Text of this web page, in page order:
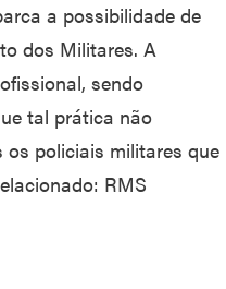
a possibilidade de
dos Militares. A
sendo
tal prática não
os policiais militares que
RMS